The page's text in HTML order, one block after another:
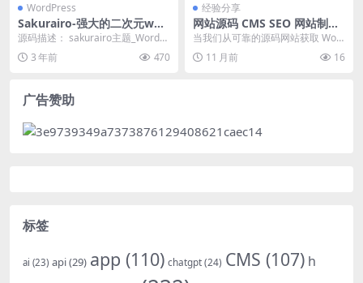
WordPress
Sakurairo-强大的二次元wor
dpress主题
源码描述： sakurairo主题_WordPr
ess二次元动漫主题，一个多彩，...
3 年前 470
经验分享
网站源码 CMS SEO 网站制作
如何解决 WordPress 安装后
无法访问的常见问题
当我们从可靠的源码网站获取 Wor
dPress 源码并进行 CMS 网站制作
时，...11 月前 16
广告赞助
标签
ai (23) api(29) app (110) chatgpt(24) CMS (107) h